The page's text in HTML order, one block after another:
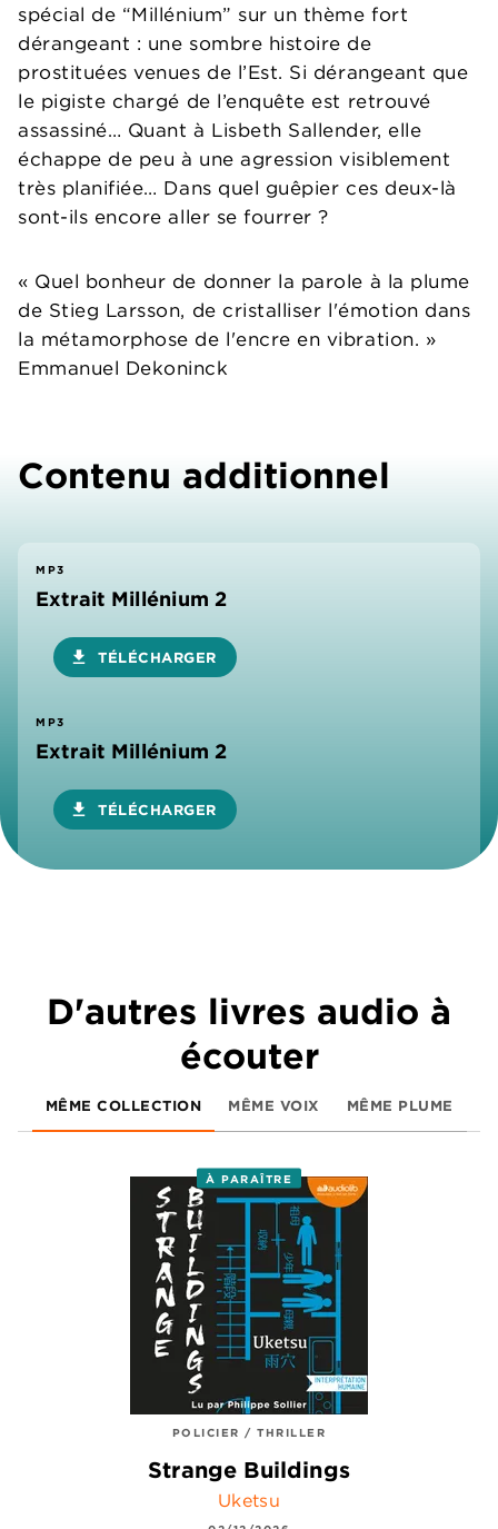
spécial de “Millénium” sur un thème fort
dérangeant : une sombre histoire de
prostituées venues de l’Est. Si dérangeant que
le pigiste chargé de l’enquête est retrouvé
assassiné… Quant à Lisbeth Sallender, elle
échappe de peu à une agression visiblement
très planifiée… Dans quel guêpier ces deux-là
sont-ils encore aller se fourrer ?
« Quel bonheur de donner la parole à la plume
de Stieg Larsson, de cristalliser l'émotion dans
la métamorphose de l'encre en vibration. »
Emmanuel Dekoninck
Contenu additionnel
MP3
Extrait Millénium 2
download TÉLÉCHARGER
MP3
Extrait Millénium 2
download TÉLÉCHARGER
D'autres livres audio à
écouter
MÊME COLLECTION MÊME VOIX MÊME PLUME
À PARAÎTRE
POLICIER / THRILLER
Strange Buildings
Uketsu